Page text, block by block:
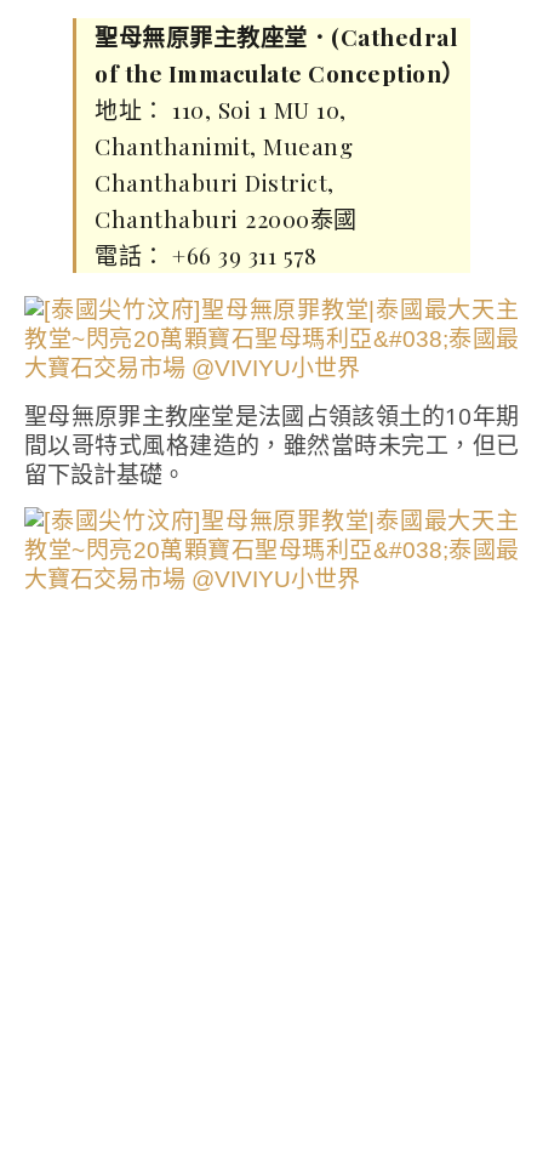
聖母無原罪主教座堂．(Cathedral
of the Immaculate Conception）
地址： 110, Soi 1 MU 10,
Chanthanimit, Mueang
Chanthaburi District,
Chanthaburi 22000泰國
電話： +66 39 311 578
聖母無原罪主教座堂是法國占領該領土的10年期
間以哥特式風格建造的，雖然當時未完工，但已
留下設計基礎。